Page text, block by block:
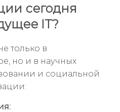
сегодня
IT?
только в
но и в научных
и социальной